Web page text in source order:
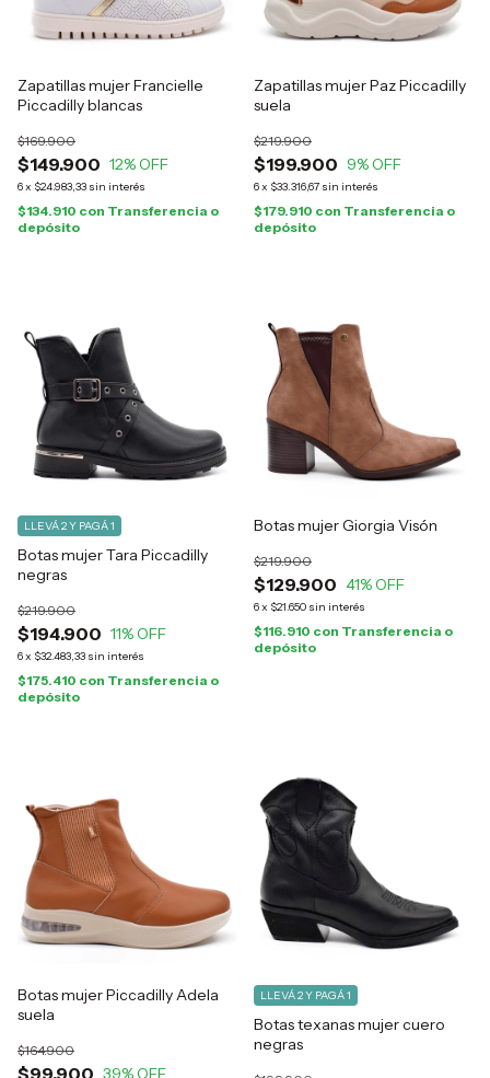
Zapatillas mujer Francielle
Piccadilly blancas
$149.900
$169.900
12% OFF
6x $24.983,33 sin interés
$134.910 con Transferencia o
depósito
Zapatillas mujer Paz Piccadilly
suela
$199.900
$219.900
9% OFF
6x $33.316,67 sin interés
$179.910 con Transferencia o
depósito
Botas mujer Tara Piccadilly
negras
$194.900
$219.900
11% OFF
6x $32.483,33 sin interés
LLEVÁ 2 Y PAGÁ 1
$175.410 con Transferencia o
depósito
Botas mujer Giorgia Visón
$129.900
$219.900
41% OFF
6x $21.650 sin interés
$116.910 con Transferencia o
depósito
Botas mujer Piccadilly Adela
suela
$164.900
39% OFF
Botas texanas mujer cuero
negras
LLEVÁ 2 Y PAGÁ 1